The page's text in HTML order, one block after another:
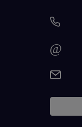
@